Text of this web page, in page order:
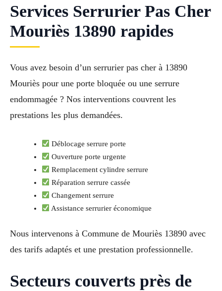
Services Serrurier Pas Cher
Mouriès 13890 rapides
Vous avez besoin d’un serrurier pas cher à 13890
Mouriès pour une porte bloquée ou une serrure
endommagée ? Nos interventions couvrent les
prestations les plus demandées.
Déblocage serrure porte
Ouverture porte urgente
Remplacement cylindre serrure
Réparation serrure cassée
Changement serrure
Assistance serrurier économique
Nous intervenons à Commune de Mouriès 13890 avec
des tarifs adaptés et une prestation professionnelle.
Secteurs couverts près de